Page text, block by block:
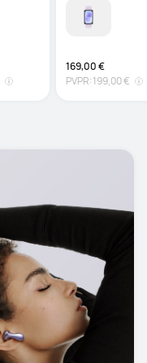
169,00 €
PVPR:199,00 €